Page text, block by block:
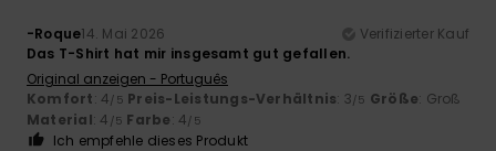
-Roque14. Mai 2026
Verifizierter Kauf
Das T-Shirt hat mir insgesamt gut gefallen.
Original anzeigen - Português
Komfort: 4/5 Preis-Leistungs-Verhältnis: 3/5 Größe: Groß
Material: 4 /5 Farbe: 4/5
Ich empfehle dieses Produkt